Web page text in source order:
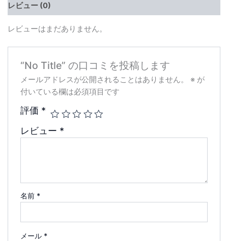
レビュー (0)
レビューはまだありません。
“No Title” の口コミを投稿します
メールアドレスが公開されることはありません。 ※ が
付いている欄は必須項目です
評価 *
レビュー *
名前 *
メール *